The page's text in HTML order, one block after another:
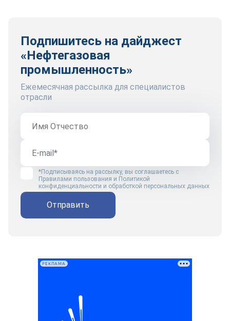
Подпишитесь на дайджест
«Нефтегазовая
промышленность»
Ежемесячная рассылка для специалистов
отрасли
*Подписываясь на рассылку, вы соглашаетесь с
Правилами пользования и Политикой
конфиденциальности и обработкой персональных данных
Отправить
РЕКЛАМА